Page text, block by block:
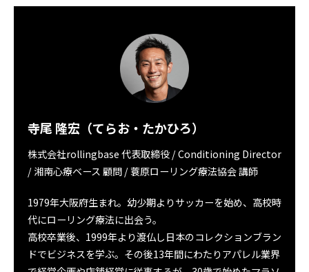
寺尾 隆宏（てらお・たかひろ）
株式会社rollingbase 代表取締役 / Conditioning Director
/ 湘南心療ベース 顧問 / 蓑原ローリング療法協会 講師
1979年大阪府生まれ。幼少期よりサッカーを始め、高校時
代にローリング療法に出会う。
高校卒業後、1999年より渡仏し日本のコレクションブラン
ドでビジネスを学ぶ。その後13年間にわたりアパレル業界